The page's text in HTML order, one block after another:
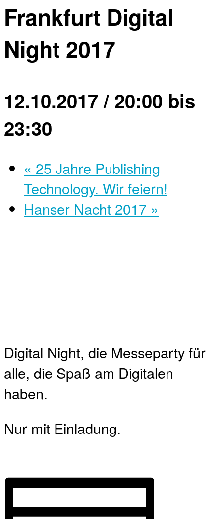
Frankfurt Digital
Night 2017
12.10.2017 / 20:00 bis
23:30
« 25 Jahre Publishing
Technology. Wir feiern!
Hanser Nacht 2017 »
Digital Night, die Messeparty für
alle, die Spaß am Digitalen
haben.
Nur mit Einladung.